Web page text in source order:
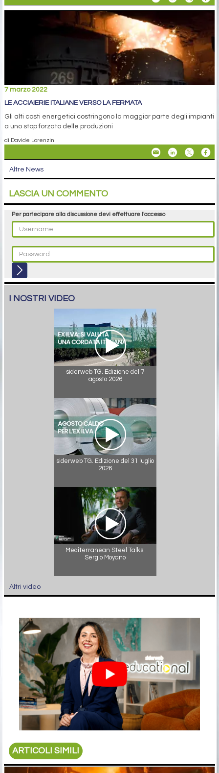
7 marzo 2022
LE ACCIAIERIE ITALIANE VERSO LA FERMATA
Gli alti costi energetici costringono la maggior parte degli impianti
a uno stop forzato delle produzioni
di Davide Lorenzini
Altre News
LASCIA UN COMMENTO
Per partecipare alla discussione devi effettuare l'accesso
I NOSTRI VIDEO
siderweb TG. Edizione del 7
agosto 2026
siderweb TG. Edizione del 31 luglio
2026
Mediterranean Steel Talks:
Sergio Moyano
Altri video
ARTICOLI SIMILI